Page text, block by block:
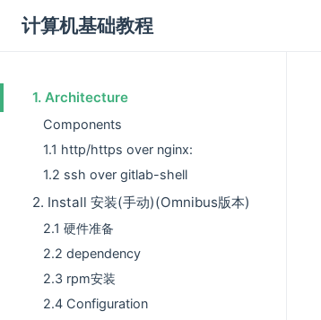
计算机基础教程
1. Architecture
Components
1.1 http/https over nginx:
1.2 ssh over gitlab-shell
2. Install 安装(手动)(Omnibus版本)
2.1 硬件准备
2.2 dependency
2.3 rpm安装
2.4 Configuration